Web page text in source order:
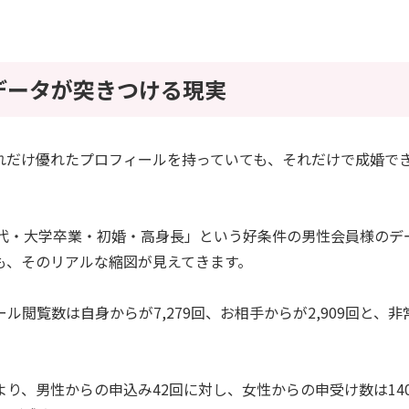
タが突きつける現実
だけ優れたプロフィールを持っていても、それだけで成婚で
・大学卒業・初婚・高身長」という好条件の男性会員様の
そのリアルな縮図が見えてきます。
ル閲覧数は自身からが7,279回、お相手からが2,909回と、非
り、男性からの申込み42回に対し、女性からの申受け数は